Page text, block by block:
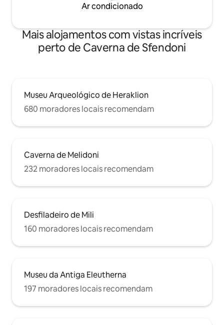
Ar condicionado
Mais alojamentos com vistas incríveis
perto de Caverna de Sfendoni
Museu Arqueológico de Heraklion
680 moradores locais recomendam
Caverna de Melidoni
232 moradores locais recomendam
Desfiladeiro de Mili
160 moradores locais recomendam
Museu da Antiga Eleutherna
197 moradores locais recomendam